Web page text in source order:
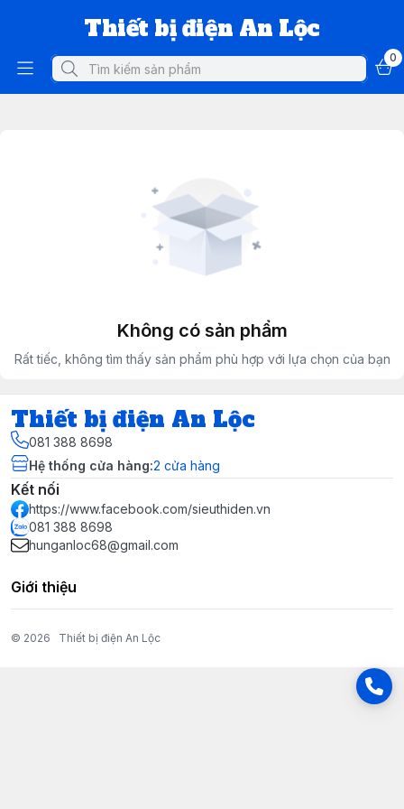
Thiết bị điện An Lộc
0
Không có sản phẩm
Rất tiếc, không tìm thấy sản phẩm phù hợp với lựa chọn của bạn
Thiết bị điện An Lộc
081 388 8698
Hệ thống cửa hàng:2 cửa hàng
Kết nối
https://www.facebook.com/sieuthiden.vn
081 388 8698
hunganloc68@gmail.com
Giới thiệu
© 2026 Thiết bị điện An Lộc